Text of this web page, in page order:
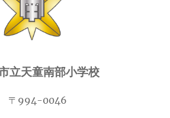
立天童南部小学校
〒994-0046